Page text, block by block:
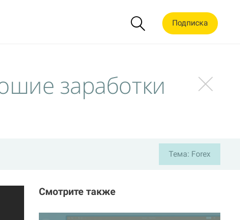
Подписка
заработки
Тема: Forex
Смотрите также